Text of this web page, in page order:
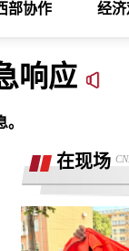
部协作 经
响应
在现场